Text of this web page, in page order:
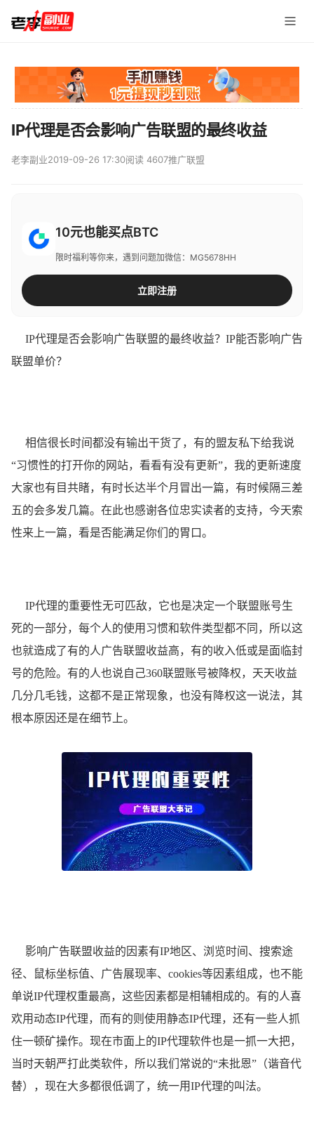
IP代理是否会影响广告联盟的最终收益
老李副业2019-09-26 17:30阅读 4607推广联盟
10元也能买点BTC
限时福利等你来，遇到问题加微信：MG5678HH
立即注册
IP代理是否会影响广告联盟的最终收益？IP能否影响广告
联盟单价？
相信很长时间都没有输出干货了，有的盟友私下给我说
“习惯性的打开你的网站，看看有没有更新”，我的更新速度
大家也有目共睹，有时长达半个月冒出一篇，有时候隔三差
五的会多发几篇。在此也感谢各位忠实读者的支持，今天索
性来上一篇，看是否能满足你们的胃口。
IP代理的重要性无可匹敌，它也是决定一个联盟账号生
死的一部分，每个人的使用习惯和软件类型都不同，所以这
也就造成了有的人广告联盟收益高，有的收入低或是面临封
号的危险。有的人也说自己360联盟账号被降权，天天收益
几分几毛钱，这都不是正常现象，也没有降权这一说法，其
根本原因还是在细节上。
影响广告联盟收益的因素有IP地区、浏览时间、搜索途
径、鼠标坐标值、广告展现率、cookies等因素组成，也不能
单说IP代理权重最高，这些因素都是相辅相成的。有的人喜
欢用动态IP代理，而有的则使用静态IP代理，还有一些人抓
住一顿矿操作。现在市面上的IP代理软件也是一抓一大把，
当时天朝严打此类软件，所以我们常说的“未批恩”（谐音代
替），现在大多都很低调了，统一用IP代理的叫法。